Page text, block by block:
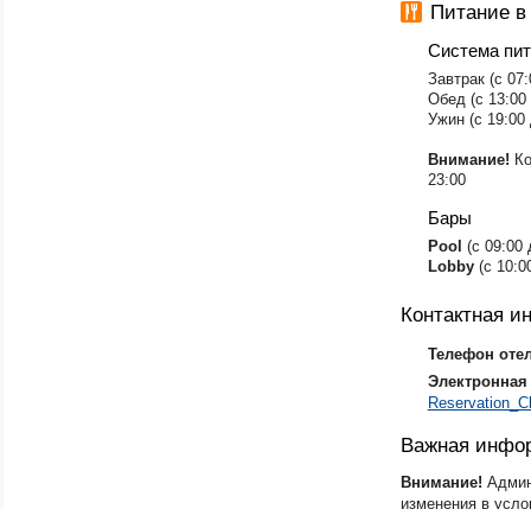
Питание
Система
​Завтрак (с
Обед (с
Ужин (с
Внимание!
23:00
Бары
​Pool (c 09:00
Lobby(с
Контактная
Телефон
Электронная
Важная
Внимание!
изменения в